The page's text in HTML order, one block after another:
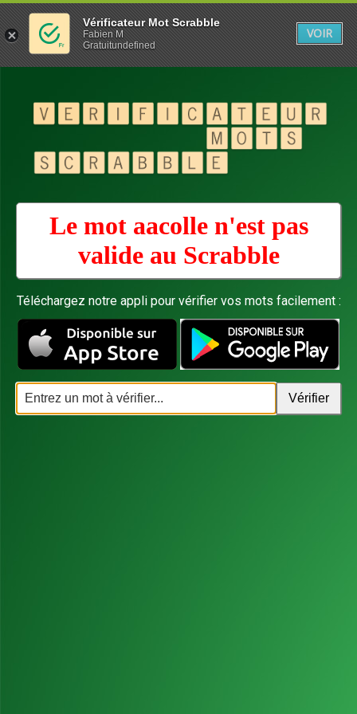
Le mot aacolle n'est pas
valide au Scrabble
Téléchargez notre appli pour vérifier vos mots facilement :
Vérificateur Mot Scrabble
Fabien M
Gratuitundefined
VOIR